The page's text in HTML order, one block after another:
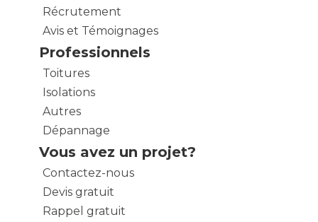
Récrutement
Avis et Témoignages
Professionnels
Toitures
Isolations
Autres
Dépannage
Vous avez un projet?
Contactez-nous
Devis gratuit
Rappel gratuit